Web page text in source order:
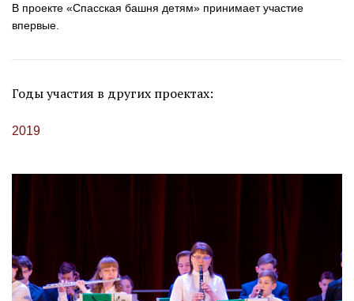
В проекте «Спасская башня детям» принимает участие
впервые.
Годы участия в других проектах:
2019